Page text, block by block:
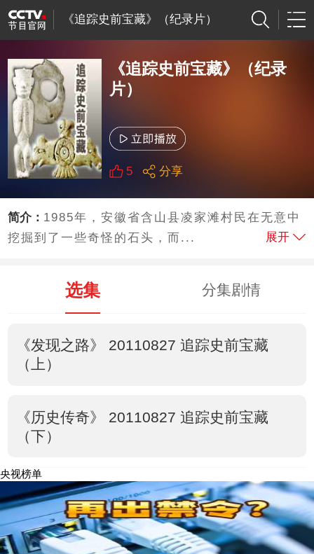
《追踪史前宝藏》（纪录片）
《追踪史前宝藏》（纪录
片）
5 分享
简介： 1985年，安徽省含山县凌家滩村民在无意中
挖掘到了一些奇怪的石头，而...
展开
选集 分集剧情
《发现之路》 20110827 追踪史前宝藏
（上）
《历史传奇》 20110827 追踪史前宝藏
（下）
央视榜单